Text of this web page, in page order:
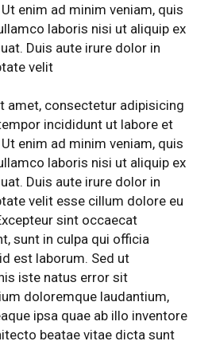
enim ad minim veniam, quis
laboris nisi ut aliquip ex
Duis aute irure dolor in
velit
amet, consectetur adipisicing
incididunt ut labore et
enim ad minim veniam, quis
laboris nisi ut aliquip ex
Duis aute irure dolor in
velit esse cillum dolore eu
sint occaecat
sunt in culpa qui officia
est laborum. Sed ut
iste natus error sit
doloremque laudantium,
ipsa quae ab illo inventore
beatae vitae dicta sunt